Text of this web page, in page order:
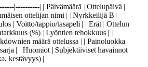
|----------| | Päivämäärä | Ottelupäivä | |
ottelijan nimi | | Nyrkkeilijä B |
| Voitto/tappio/tasapeli | | Erät | Ottelun
(%) | Lyöntien tehokkuus | |
määrä ottelussa | | Painoluokka |
| | Huomiot | Subjektiiviset havainnot
kestävyys) |